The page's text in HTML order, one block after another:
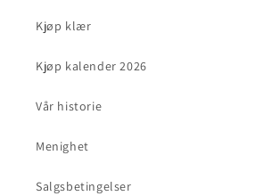
Kjøp klær
Kjøp kalender 2026
Vår historie
Menighet
Salgsbetingelser